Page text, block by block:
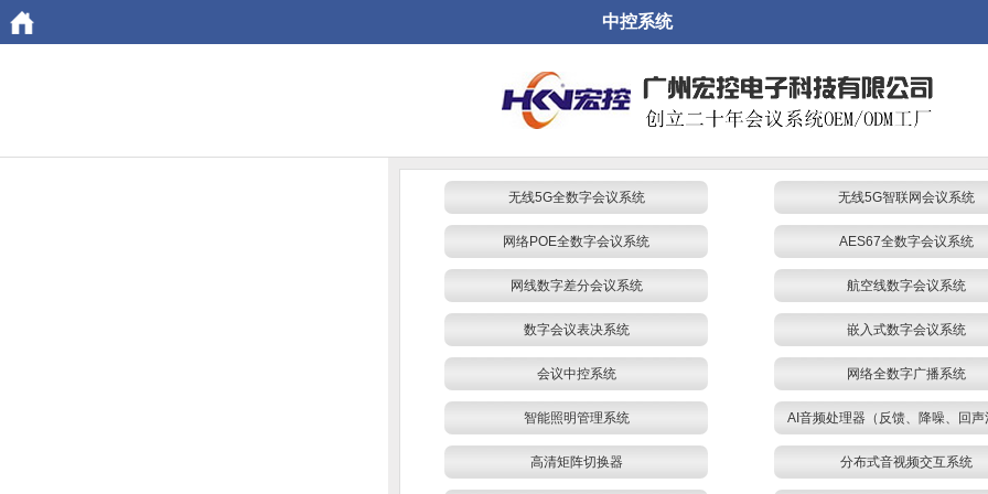
中控系统
无线5G全数字会议系统 无线5G智联网会议系统
网络POE全数字会议系统 AES67全数字会议系统
网线数字差分会议系统 航空线数字会议系统
数字会议表决系统 嵌入式数字会议系统
会议中控系统 网络全数字广播系统
智能照明管理系统 AI音频处理器（反馈、降噪、回声
高清矩阵切换器 分布式音视频交互系统